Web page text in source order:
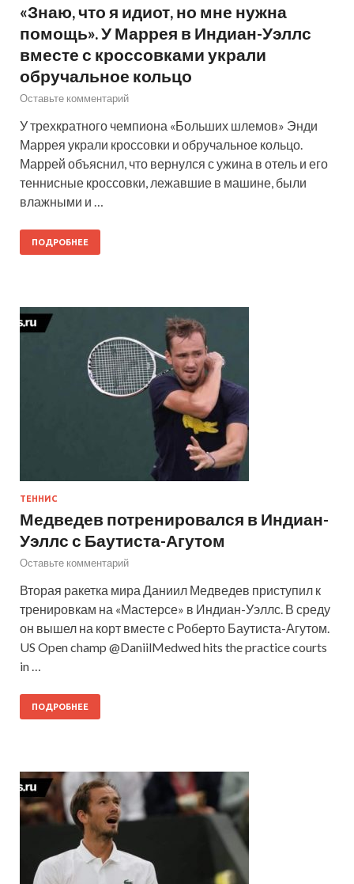
«Знаю, что я идиот, но мне нужна
помощь». У Маррея в Индиан-Уэллс
вместе с кроссовками украли
обручальное кольцо
Оставьте комментарий
У трехкратного чемпиона «Больших шлемов» Энди
Маррея украли кроссовки и обручальное кольцо.
Маррей объяснил, что вернулся с ужина в отель и его
теннисные кроссовки, лежавшие в машине, были
влажными и …
ПОДРОБНЕЕ
ТЕННИС
Медведев потренировался в Индиан-
Уэллс с Баутиста-Агутом
Оставьте комментарий
Вторая ракетка мира Даниил Медведев приступил к
тренировкам на «Мастерсе» в Индиан-Уэллс. В среду
он вышел на корт вместе с Роберто Баутиста-Агутом.
US Open champ @DaniilMedwed hits the practice courts
in …
ПОДРОБНЕЕ